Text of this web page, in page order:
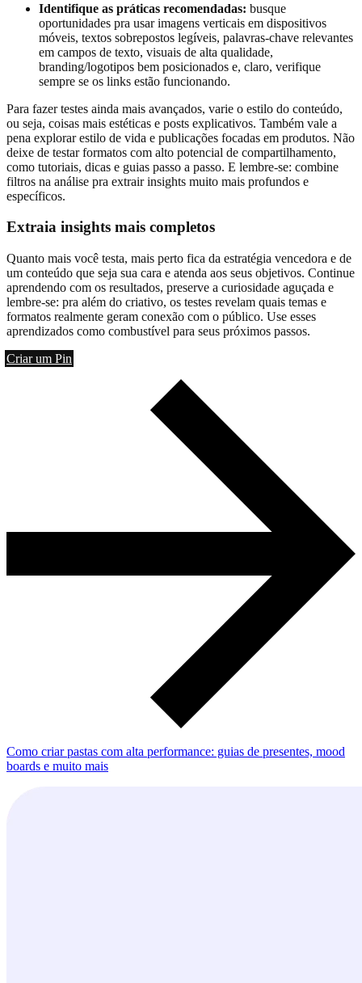
Identifique as práticas recomendadas: busque
oportunidades pra usar imagens verticais em dispositivos
móveis, textos sobrepostos legíveis, palavras-chave relevantes
em campos de texto, visuais de alta qualidade,
branding/logotipos bem posicionados e, claro, verifique
sempre se os links estão funcionando.
Para fazer testes ainda mais avançados, varie o estilo do conteúdo,
ou seja, coisas mais estéticas e posts explicativos. Também vale a
pena explorar estilo de vida e publicações focadas em produtos. Não
deixe de testar formatos com alto potencial de compartilhamento,
como tutoriais, dicas e guias passo a passo. E lembre-se: combine
filtros na análise pra extrair insights muito mais profundos e
específicos.
Extraia insights mais completos
Quanto mais você testa, mais perto fica da estratégia vencedora e de
um conteúdo que seja sua cara e atenda aos seus objetivos. Continue
aprendendo com os resultados, preserve a curiosidade aguçada e
lembre-se: pra além do criativo, os testes revelam quais temas e
formatos realmente geram conexão com o público. Use esses
aprendizados como combustível para seus próximos passos.
Criar um Pin
Como criar pastas com alta performance: guias de presentes, mood
boards e muito mais